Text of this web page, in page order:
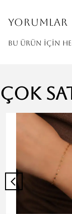
Yorumlar
Bu ürün için
Çok